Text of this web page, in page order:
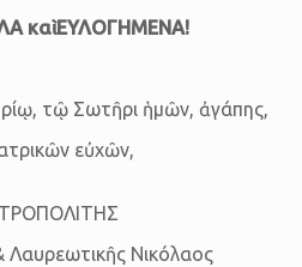
καὶ ΕΥΛΟΓΗΜΕΝΑ!
τῷ Σωτῆρι ἡμῶν, ἀγάπης,
εὐ­χῶν,
Νικόλαος